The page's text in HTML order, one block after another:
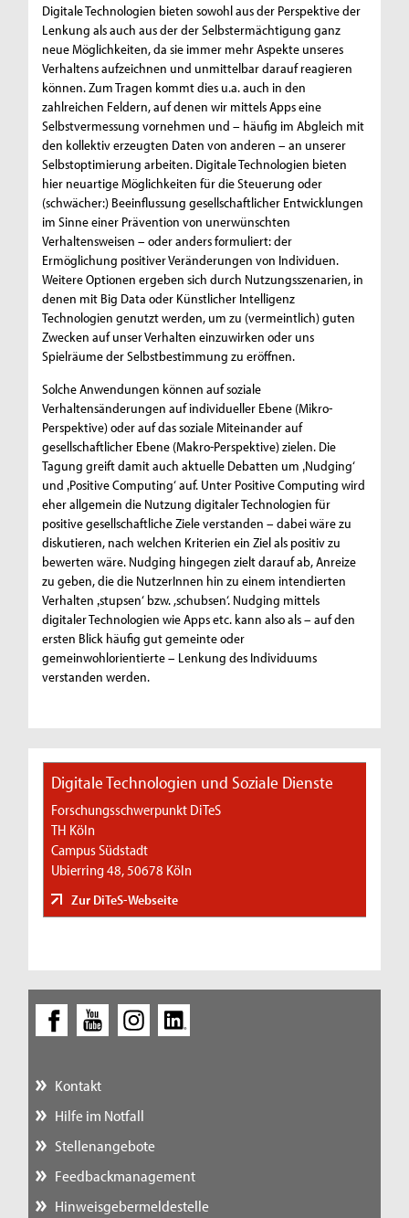
Digitale Technologien bieten sowohl aus der Perspektive der
Lenkung als auch aus der der Selbstermächtigung ganz
neue Möglichkeiten, da sie immer mehr Aspekte unseres
Verhaltens aufzeichnen und unmittelbar darauf reagieren
können. Zum Tragen kommt dies u.a. auch in den
zahlreichen Feldern, auf denen wir mittels Apps eine
Selbstvermessung vornehmen und – häufig im Abgleich mit
den kollektiv erzeugten Daten von anderen – an unserer
Selbstoptimierung arbeiten. Digitale Technologien bieten
hier neuartige Möglichkeiten für die Steuerung oder
(schwächer:) Beeinflussung gesellschaftlicher Entwicklungen
im Sinne einer Prävention von unerwünschten
Verhaltensweisen – oder anders formuliert: der
Ermöglichung positiver Veränderungen von Individuen.
Weitere Optionen ergeben sich durch Nutzungsszenarien, in
denen mit Big Data oder Künstlicher Intelligenz
Technologien genutzt werden, um zu (vermeintlich) guten
Zwecken auf unser Verhalten einzuwirken oder uns
Spielräume der Selbstbestimmung zu eröffnen.
Solche Anwendungen können auf soziale
Verhaltensänderungen auf individueller Ebene (Mikro-
Perspektive) oder auf das soziale Miteinander auf
gesellschaftlicher Ebene (Makro-Perspektive) zielen. Die
Tagung greift damit auch aktuelle Debatten um ‚Nudging‘
und ‚Positive Computing‘ auf. Unter Positive Computing wird
eher allgemein die Nutzung digitaler Technologien für
positive gesellschaftliche Ziele verstanden – dabei wäre zu
diskutieren, nach welchen Kriterien ein Ziel als positiv zu
bewerten wäre. Nudging hingegen zielt darauf ab, Anreize
zu geben, die die NutzerInnen hin zu einem intendierten
Verhalten ‚stupsen‘ bzw. ,schubsen‘. Nudging mittels
digitaler Technologien wie Apps etc. kann also als – auf den
ersten Blick häufig gut gemeinte oder
gemeinwohlorientierte – Lenkung des Individuums
verstanden werden.
Digitale Technologien und Soziale Dienste
Forschungsschwerpunkt DiTeS
TH Köln
Campus Südstadt
Ubierring 48, 50678 Köln
Zur DiTeS-Webseite
Kontakt
Hilfe im Notfall
Stellenangebote
Feedbackmanagement
Hinweisgebermeldestelle